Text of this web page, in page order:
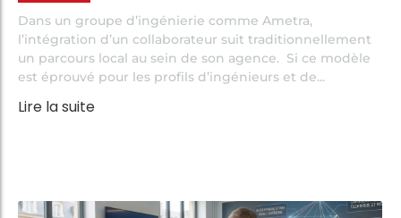
Dans un groupe d’ingénierie comme Ametra,
l’intégration d’un collaborateur suit traditionnellement
un parcours local au sein de son agence. Si ce modèle
est éprouvé pour les profils d’ingénieurs et de...
Lire la suite